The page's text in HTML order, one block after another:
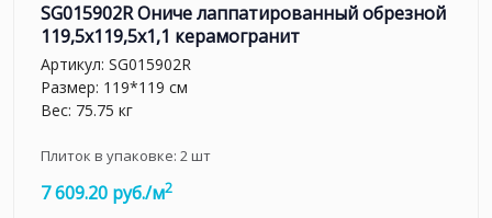
SG015902R Ониче лаппатированный обрезной
119,5x119,5x1,1 керамогранит
Артикул: SG015902R
Размер: 119*119 см
Вес: 75.75 кг
Плиток в упаковке: 2шт
7 609.20 руб./м2